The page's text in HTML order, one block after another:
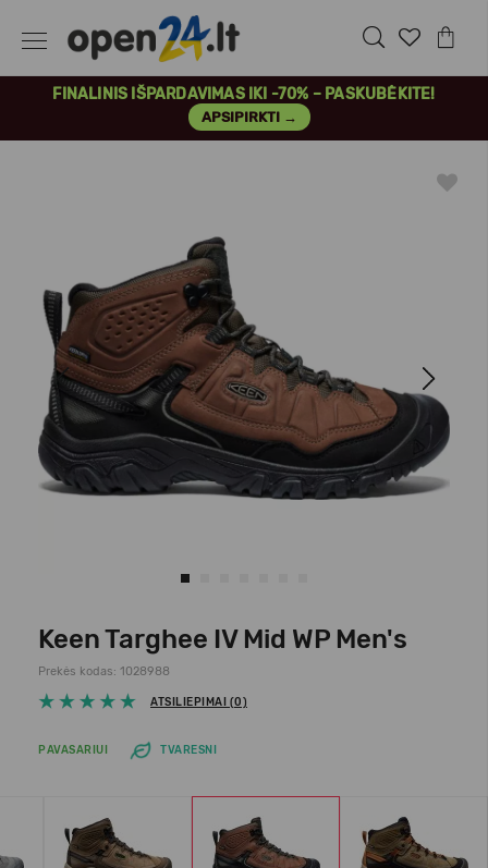
FINALINIS IŠPARDAVIMAS IKI -70% – PASKUBĖKITE!
APSIPIRKTI →
Previous Next
Keen Targhee IV Mid WP Men's
Prekės kodas: 1028988
ATSILIEPIMAI (0)
PAVASARIUI TVARESNI